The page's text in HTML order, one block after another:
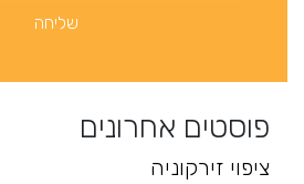
פוסטים אחרונים
ציפוי זירקוניה